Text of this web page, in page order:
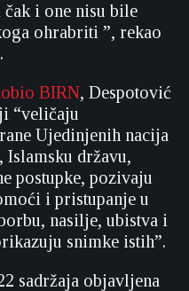
i one nisu bile
ohrabriti ”, rekao
BIRN, Despotović
“veličaju
Ujedinjenih nacija
Islamsku državu,
postupke, pozivaju
i pristupanje u
nasilje, ubistva i
snimke istih”.
sadržaja objavljena